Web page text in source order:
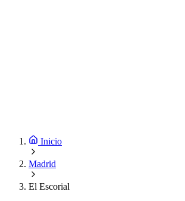
Inicio
Madrid
El Escorial